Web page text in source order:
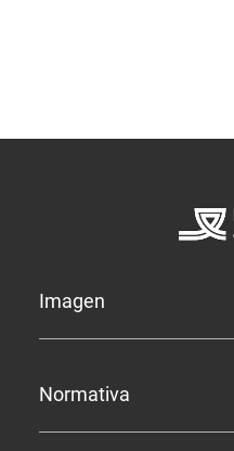
Imagen
Normativa